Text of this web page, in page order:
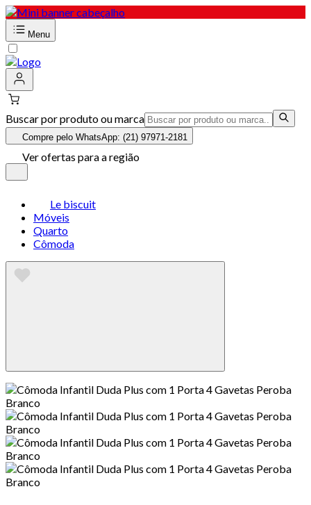
Menu
Buscar por produto ou marca
Compre pelo WhatsApp: (21) 97971-2181
Ver ofertas para a região
Le biscuit
Móveis
Quarto
Cômoda